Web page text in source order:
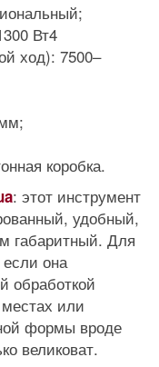
Вт4
ход): 7500–
коробка.
: этот инструмент
удобный,
габаритный. Для
она
обработкой
или
формы вроде
великоват.